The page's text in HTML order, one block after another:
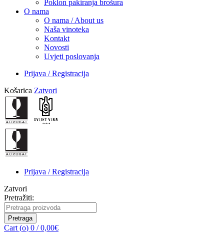
Poklon pakiranja brošura
O nama
O nama / About us
Naša vinoteka
Kontakt
Novosti
Uvjeti poslovanja
Prijava / Registracija
Košarica Zatvori
Prijava / Registracija
Zatvori
Pretražiti:
Pretraga
Cart (o) 0 / 0,00€